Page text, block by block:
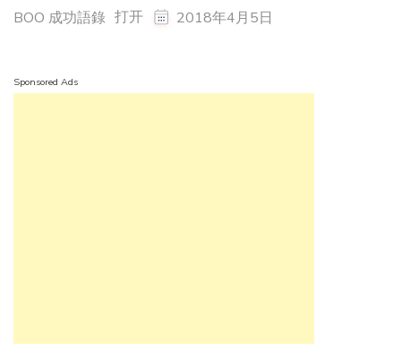
BOO 成功語錄 打开 2018年4月5日
Sponsored Ads